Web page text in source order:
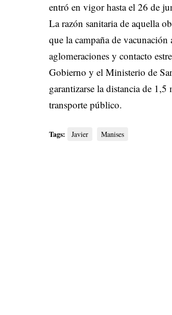
entró en vigor hasta el 26 de
La razón sanitaria de aquella
que la campaña de
aglomeraciones y contacto
Gobierno y el Ministerio de
garantizarse la distancia de
transporte público.
Tags: Javier Manises